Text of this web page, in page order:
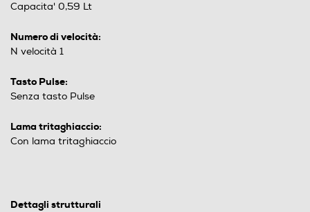
Capacita' 0,59 Lt
Numero di velocità:
N velocità 1
Tasto Pulse:
Senza tasto Pulse
Lama tritaghiaccio:
Con lama tritaghiaccio
Dettagli strutturali